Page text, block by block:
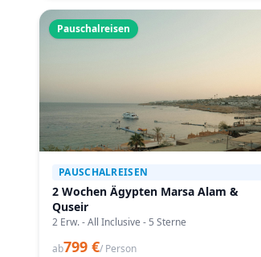
Pauschalreisen
PAUSCHALREISEN
2 Wochen Ägypten Marsa Alam &
Quseir
2 Erw. - All Inclusive - 5 Sterne
ab799 €/ Person